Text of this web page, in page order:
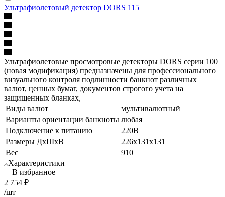
Ультрафиолетовый детектор DORS 115
Ультрафиолетовые просмотровые детекторы DORS серии 100
(новая модификация) предназначены для профессионального
визуального контроля подлинности банкнот различных
валют, ценных бумаг, документов строгого учета на
защищенных бланках,
Виды валют
мультивалютный
Варианты ориентации банкноты любая
Подключение к питанию
220В
Размеры ДхШхВ
226x131x131
Вес
910
Характеристики
В избранное
2 754 ₽
/шт